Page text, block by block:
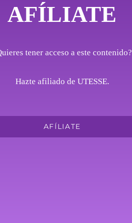
AFÍLIATE
tener acceso a este contenido?
Hazte afiliado de UTESSE.
AFÍLIATE